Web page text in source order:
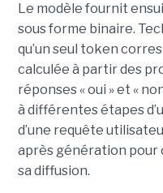
Le modèle fournit
sous forme binaire.
qu’un seul token
calculée à partir des
réponses « oui » et «
à différentes étapes
d’une requête
après génération
sa diffusion.